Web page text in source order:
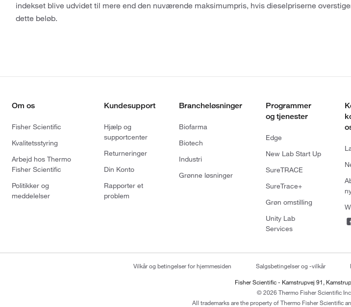
indekset blive udvidet til mere end den nuværende maksimumpris, hvis dieselpriserne
dette beløb.
Om os
Fisher Scientific
Kvalitetsstyring
Arbejd hos Thermo
Fisher Scientific
Politikker og
meddelelser
Kundesupport
Hjælp og
supportcenter
Returneringer
Din Konto
Rapporter et
problem
Brancheløsninger
Biofarma
Biotech
Industri
Grønne løsninger
Programmer
og tjenester
Edge
New Lab Start Up
SureTRACE
SureTrace+
Grøn omstilling
Unity Lab
Services
Vilkår og betingelser for hjemmesiden Salgsbetingelser og -vilkår
Fisher Scientific - Kamstrupvej 91,
© 2026 Thermo Fisher Scientific
All trademarks are the property of Thermo Fisher Scientific